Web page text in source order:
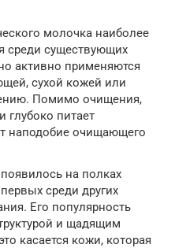
молочка наиболее
среди существующих
активно применяются
сухой кожей или
Помимо очищения,
глубоко питает
наподобие очищающего
на полках
среди других
Его популярность
и щадящим
касается кожи, которая